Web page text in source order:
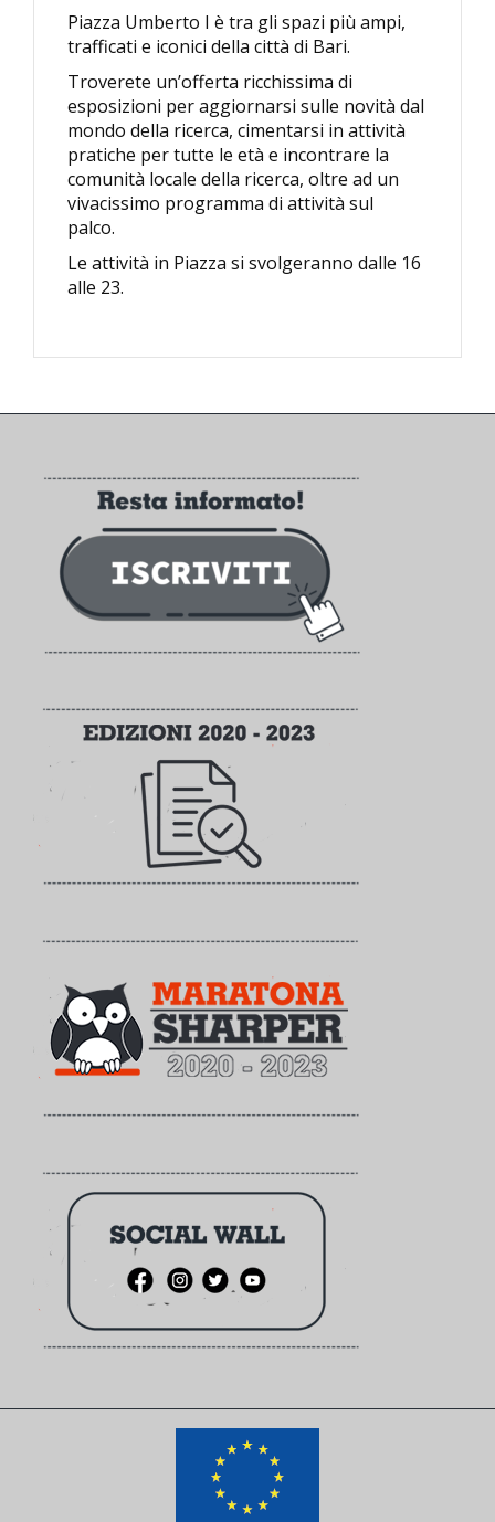
Piazza Umberto I è tra gli spazi più ampi,
trafficati e iconici della città di Bari.
Troverete un’offerta ricchissima di
esposizioni per aggiornarsi sulle novità dal
mondo della ricerca, cimentarsi in attività
pratiche per tutte le età e incontrare la
comunità locale della ricerca, oltre ad un
vivacissimo programma di attività sul
palco.
Le attività in Piazza si svolgeranno dalle 16
alle 23.